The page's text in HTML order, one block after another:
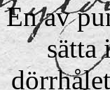
En av
sätta